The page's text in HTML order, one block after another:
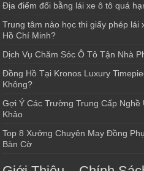
Địa điểm đổi bằng lái xe ô tô quá
Trung tâm nào học thi giấy phép lái
Hồ Chí Minh?
Dịch Vụ Chăm Sóc Ô Tô Tận Nhà
Đồng Hồ Tại Kronos Luxury
Không?
Gợi Ý Các Trường Trung Cấp
Khảo
Top 8 Xưởng Chuyên May Đồng
Bàn Cờ